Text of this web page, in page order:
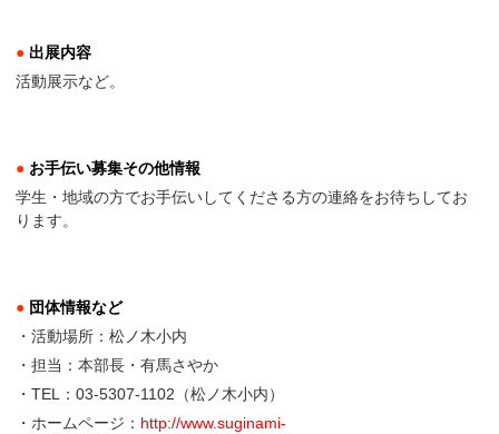
● 出展内容
活動展示など。
● お手伝い募集その他情報
学生・地域の方でお手伝いしてくださる方の連絡をお待ちしてお
ります。
● 団体情報など
・活動場所：松ノ木小内
・担当：本部長・有馬さやか
・TEL：03-5307-1102（松ノ木小内）
・ホームページ： http://www.suginami-